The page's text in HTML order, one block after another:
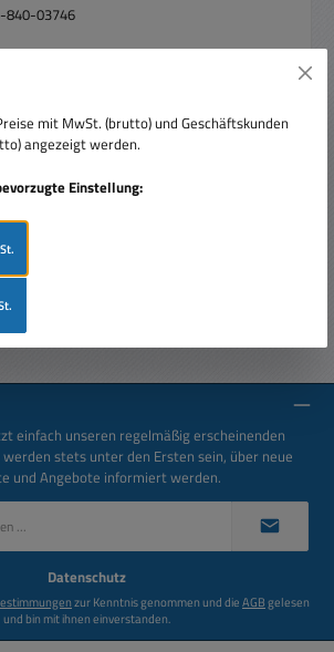
840-03746
Ethernet-Ports mit 10/100/1000
Upli…Mehr
einfach unseren regelmäßig erscheinenden
stets unter den Ersten sein, über neue
und Angebote informiert werden.
Datenschutz
zur Kenntnis genommen und dieAGBgelesen
und bin mit ihnen einverstanden.
mit MwSt. (brutto) und Geschäftskunden
angezeigt werden.
Einstellung: